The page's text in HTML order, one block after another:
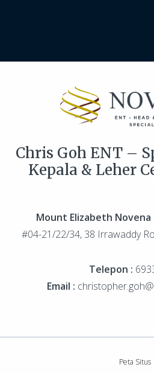
Chris Goh ENT –
Kepala & Leher
Mount Elizabeth
#04-21/22/34, 38 Irrawaddy
Telepon :
Email :
Peta Situs